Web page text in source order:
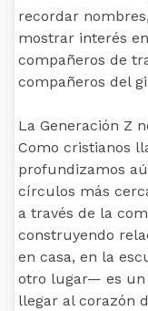
recordar
mostrar interés
compañeros de
compañeros del
La Generación Z
Como cristianos
profundizamos
círculos más
a través de la
construyendo
en casa, en la
otro lugar— es un
llegar al corazón